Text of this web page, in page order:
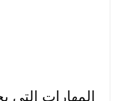
المهارات التي